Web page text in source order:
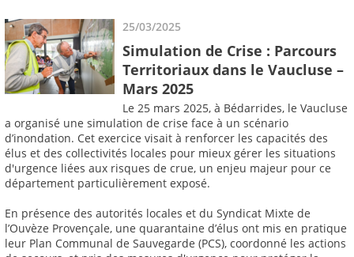
25/03/2025
Simulation de Crise : Parcours
Territoriaux dans le Vaucluse –
Mars 2025
Le 25 mars 2025, à Bédarrides, le Vaucluse
a organisé une simulation de crise face à un scénario
d’inondation. Cet exercice visait à renforcer les capacités des
élus et des collectivités locales pour mieux gérer les situations
d'urgence liées aux risques de crue, un enjeu majeur pour ce
département particulièrement exposé.
En présence des autorités locales et du Syndicat Mixte de
l’Ouvèze Provençale, une quarantaine d’élus ont mis en pratique
leur Plan Communal de Sauvegarde (PCS), coordonné les actions